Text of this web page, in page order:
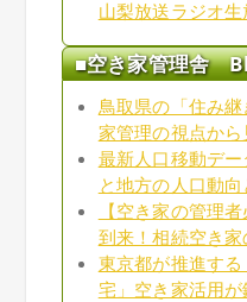
山梨放送ラジオ生
■空き家管理舎
鳥取県の「住み
家管理の視点か
最新人口移動デ
と地方の人口動
【空き家の管理
到来！相続空き家
東京都が推進す
宅」空き家活用